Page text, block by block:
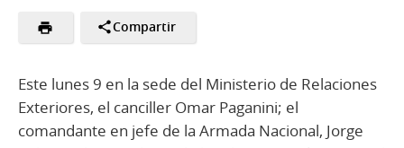
Compartir
Este lunes 9 en la sede del Ministerio de Relaciones
Exteriores, el canciller Omar Paganini; el
comandante en jefe de la Armada Nacional, Jorge